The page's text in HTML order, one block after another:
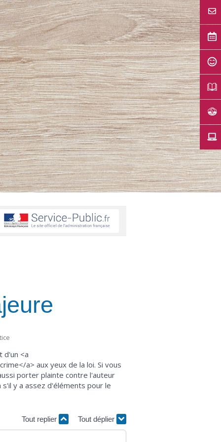
d'un <a
a> aux yeux de la loi. Si vous
porter plainte contre l'auteur
y a assez d'éléments pour le
Tout replier Tout déplier